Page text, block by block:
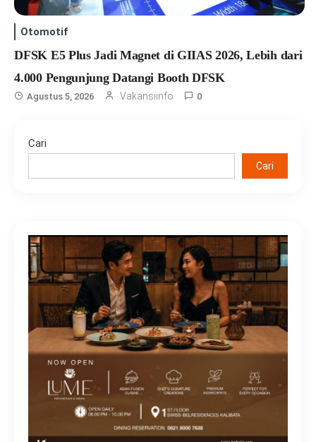
Otomotif
DFSK E5 Plus Jadi Magnet di GIIAS 2026, Lebih dari
4.000 Pengunjung Datangi Booth DFSK
Agustus 5, 2026 Vakansiinfo 0
Cari
Cari